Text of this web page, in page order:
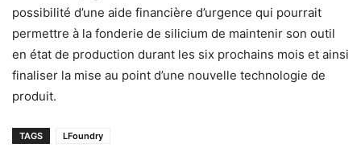
possibilité d’une aide financière d’urgence qui pourrait
permettre à la fonderie de silicium de maintenir son outil
en état de production durant les six prochains mois et ainsi
finaliser la mise au point d’une nouvelle technologie de
produit.
TAGS LFoundry